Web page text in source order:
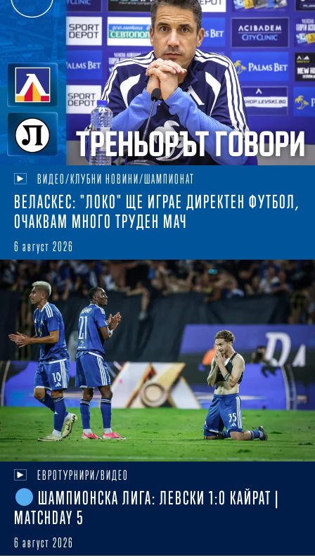
ВИДЕО/КЛУБНИ НОВИНИ/ШАМПИОНАТ
ВЕЛАСКЕС: "ЛОКО" ЩЕ ИГРАЕ ДИРЕКТЕН ФУТБОЛ,
ОЧАКВАМ МНОГО ТРУДЕН МАЧ
6 август 2026
ЕВРОТУРНИРИ/ВИДЕО
ШАМПИОНСКА ЛИГА: ЛЕВСКИ 1:0 КАЙРАТ |
MATCHDAY 5
6 август 2026